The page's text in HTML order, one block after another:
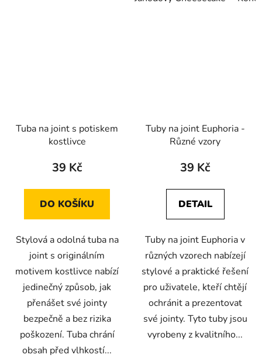
Tuba na joint s potiskem
kostlivce
39 Kč
DO KOŠÍKU
Stylová a odolná tuba na
joint s originálním
motivem kostlivce nabízí
jedinečný způsob, jak
přenášet své jointy
bezpečně a bez rizika
poškození. Tuba chrání
obsah před vlhkostí...
Tuby na joint Euphoria -
Různé vzory
39 Kč
DETAIL
Tuby na joint Euphoria v
různých vzorech nabízejí
stylové a praktické řešení
pro uživatele, kteří chtějí
ochránit a prezentovat
své jointy. Tyto tuby jsou
vyrobeny z kvalitního...